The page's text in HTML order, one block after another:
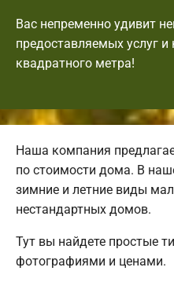
Вас непременно удивит
предоставляемых услуг
квадратного метра!
Наша компания
по стоимости дома. В
зимние и летние виды
нестандартных домов.
Тут вы найдете простые
фотографиями и ценами.